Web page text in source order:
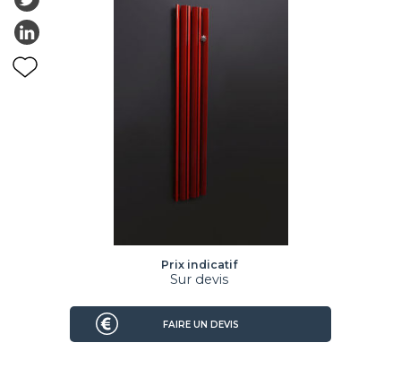
Prix indicatif
Sur devis
FAIRE UN DEVIS